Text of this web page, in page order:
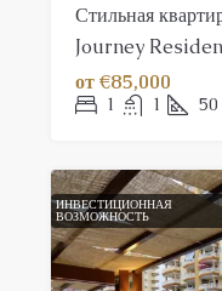
Стильная
Journey
от€85,000
1 1 50
ИНВЕСТИЦИОННАЯ
ВОЗМОЖНОСТЬ